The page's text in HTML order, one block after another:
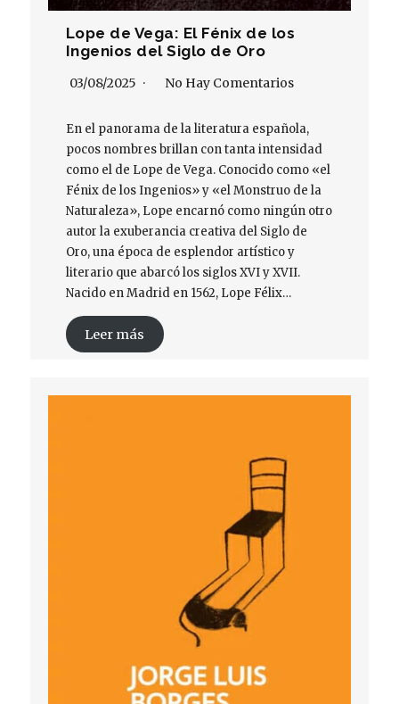
Lope de Vega: El Fénix de los
Ingenios del Siglo de Oro
03/08/2025 No Hay Comentarios
En el panorama de la literatura española,
pocos nombres brillan con tanta intensidad
como el de Lope de Vega. Conocido como «el
Fénix de los Ingenios» y «el Monstruo de la
Naturaleza», Lope encarnó como ningún otro
autor la exuberancia creativa del Siglo de
Oro, una época de esplendor artístico y
literario que abarcó los siglos XVI y XVII.
Nacido en Madrid en 1562, Lope Félix…
Leer más